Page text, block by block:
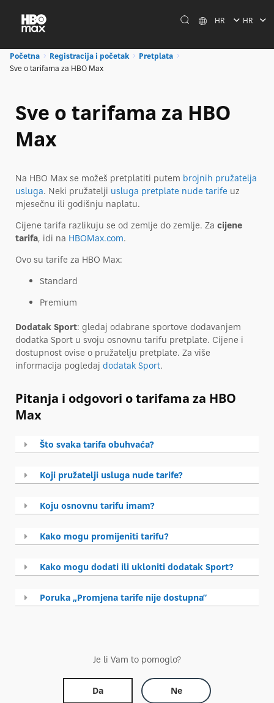
HR HR
Početna Registracija i početak
Pretplata
Sve o tarifama za HBO Max
Sve o tarifama za HBO
Max
Na HBO Max se možeš pretplatiti putem brojnih pružatelja
usluga. Neki pružatelji usluga pretplate nude tarife uz
mjesečnu ili godišnju naplatu.
Cijene tarifa razlikuju se od zemlje do zemlje. Za cijene
tarifa, idi na HBOMax.com.
Ovo su tarife za HBO Max:
Standard
Premium
Dodatak Sport: gledaj odabrane sportove dodavanjem
dodatka Sport u svoju osnovnu tarifu pretplate. Cijene i
dostupnost ovise o pružatelju pretplate. Za više
informacija pogledaj dodatak Sport.
Pitanja i odgovori o tarifama za HBO
Max
Što svaka tarifa obuhvaća?
Koji pružatelji usluga nude tarife?
Koju osnovnu tarifu imam?
Kako mogu promijeniti tarifu?
Kako mogu dodati ili ukloniti dodatak Sport?
Poruka „Promjena tarife nije dostupna”
Je li Vam to pomoglo?
Da Ne